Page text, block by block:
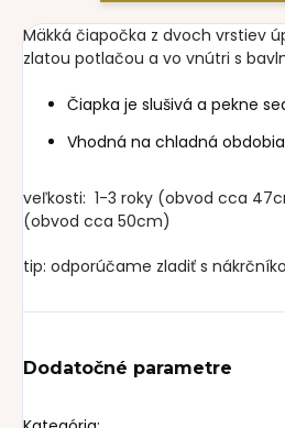
Mäkká čiapočka z dvoch vrstiev
zlatou potlačou a vo vnútri s
Čiapka je slušivá a pekne
Vhodná na chladná obdobia
veľkosti: 1-3 roky (obvod
(obvod cca 50cm)
tip: odporúčame zladiť s
Dodatočné parametre